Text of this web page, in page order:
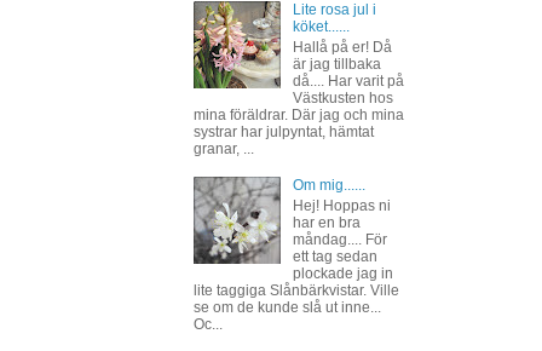
Lite rosa jul i
köket......
Hallå på er! Då
är jag tillbaka
då.... Har varit på
Västkusten hos
mina föräldrar. Där jag och mina
systrar har julpyntat, hämtat
granar, ...
Om mig......
Hej! Hoppas ni
har en bra
måndag.... För
ett tag sedan
plockade jag in
lite taggiga Slånbärkvistar. Ville
se om de kunde slå ut inne...
Oc...